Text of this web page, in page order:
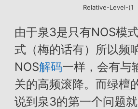
Relative-Level-(1
由于泉3是只有NOS模
式（梅的话有）所以频
NOS解码一样，会有与
关的高频滚降。而绿檀
说到泉3的第一个问题